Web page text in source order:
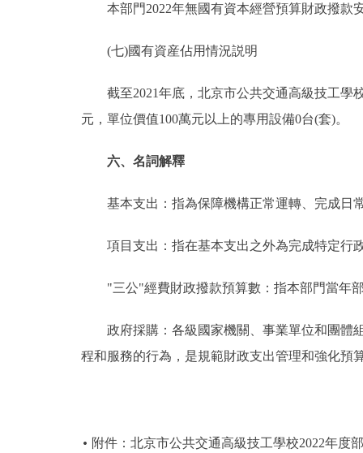
本部門2022年無國有資本經營預算財政撥款
(七)國有資産佔用情況説明
截至2021年底，北京市公共交通高級技工學校
元，單位價值100萬元以上的專用設備0台(套)。
六、名詞解釋
基本支出：指為保障機構正常運轉、完成日
項目支出：指在基本支出之外為完成特定行
"三公"經費財政撥款預算數：指本部門當年部
政府採購：各級國家機關、事業單位和團體組
程和服務的行為，是規範財政支出管理和強化預
附件：北京市公共交通高級技工學校2022年度